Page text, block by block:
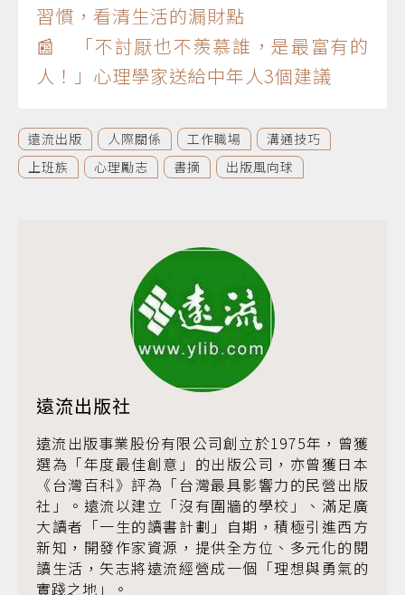
習慣，看清生活的漏財點
📰 「不討厭也不羨慕誰，是最富有的
人！」心理學家送給中年人3個建議
遠流出版 人際關係 工作職場
溝通技巧
上班族
心理勵志 書摘 出版風向球
遠流出版社
遠流出版事業股份有限公司創立於1975年，曾獲
選為「年度最佳創意」的出版公司，亦曾獲日本
《台灣百科》評為「台灣最具影響力的民營出版
社」。遠流以建立「沒有圍牆的學校」、滿足廣
大讀者「一生的讀書計劃」自期，積極引進西方
新知，開發作家資源，提供全方位、多元化的閱
讀生活，矢志將遠流經營成一個「理想與勇氣的
實踐之地」。